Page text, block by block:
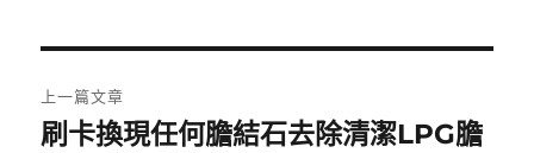
章
上一篇文章
上
刷卡換現任何膽結石去除清潔LPG膽